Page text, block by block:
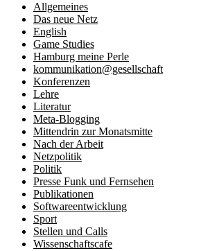
Allgemeines
Das neue Netz
English
Game Studies
Hamburg meine Perle
kommunikation@gesellschaft
Konferenzen
Lehre
Literatur
Meta-Blogging
Mittendrin zur Monatsmitte
Nach der Arbeit
Netzpolitik
Politik
Presse Funk und Fernsehen
Publikationen
Softwareentwicklung
Sport
Stellen und Calls
Wissenschaftscafe